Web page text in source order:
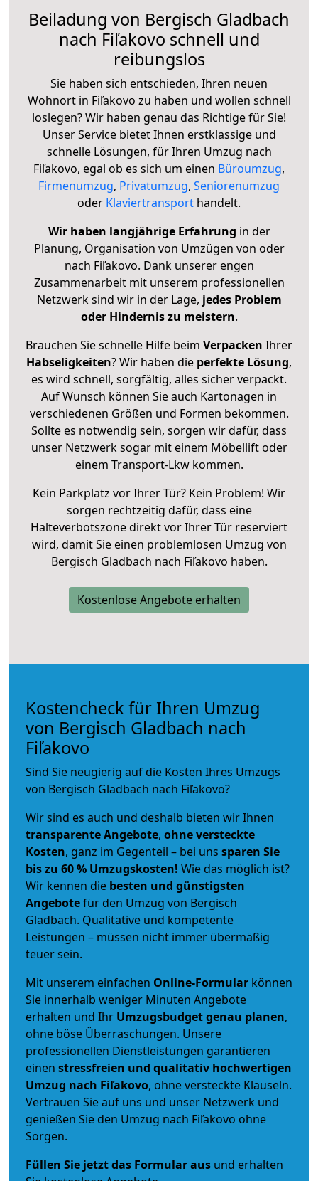
Beiladung von Bergisch Gladbach
nach Fiľakovo schnell und
reibungslos
Sie haben sich entschieden, Ihren neuen
Wohnort in Fiľakovo zu haben und wollen schnell
loslegen? Wir haben genau das Richtige für Sie!
Unser Service bietet Ihnen erstklassige und
schnelle Lösungen, für Ihren Umzug nach
Fiľakovo, egal ob es sich um einen Büroumzug,
Firmenumzug, Privatumzug, Seniorenumzug
oder Klaviertransport handelt.
Wir haben langjährige Erfahrung in der
Planung, Organisation von Umzügen von oder
nach Fiľakovo. Dank unserer engen
Zusammenarbeit mit unserem professionellen
Netzwerk sind wir in der Lage, jedes Problem
oder Hindernis zu meistern.
Brauchen Sie schnelle Hilfe beim Verpacken Ihrer
Habseligkeiten? Wir haben die perfekte Lösung,
es wird schnell, sorgfältig, alles sicher verpackt.
Auf Wunsch können Sie auch Kartonagen in
verschiedenen Größen und Formen bekommen.
Sollte es notwendig sein, sorgen wir dafür, dass
unser Netzwerk sogar mit einem Möbellift oder
einem Transport-Lkw kommen.
Kein Parkplatz vor Ihrer Tür? Kein Problem! Wir
sorgen rechtzeitig dafür, dass eine
Halteverbotszone direkt vor Ihrer Tür reserviert
wird, damit Sie einen problemlosen Umzug von
Bergisch Gladbach nach Fiľakovo haben.
Kostenlose Angebote erhalten
Kostencheck für Ihren Umzug
von Bergisch Gladbach nach
Fiľakovo
Sind Sie neugierig auf die Kosten Ihres Umzugs
von Bergisch Gladbach nach Fiľakovo?
Wir sind es auch und deshalb bieten wir Ihnen
transparente Angebote, ohne versteckte
Kosten, ganz im Gegenteil – bei uns sparen Sie
bis zu 60 % Umzugskosten! Wie das möglich ist?
Wir kennen die besten und günstigsten
Angebotefür den Umzug von Bergisch
Gladbach. Qualitative und kompetente
Leistungen – müssen nicht immer übermäßig
teuer sein.
Mit unserem einfachen Online-Formular können
Sie innerhalb weniger Minuten Angebote
erhalten und Ihr Umzugsbudgetgenau planen,
ohne böse Überraschungen. Unsere
professionellen Dienstleistungen garantieren
einen stressfreien und qualitativ hochwertigen
Umzug nach Fiľakovo, ohne versteckte Klauseln.
Vertrauen Sie auf uns und unser Netzwerk und
genießen Sie den Umzug nach Fiľakovo ohne
Sorgen.
Füllen Sie jetzt das Formular aus und erhalten